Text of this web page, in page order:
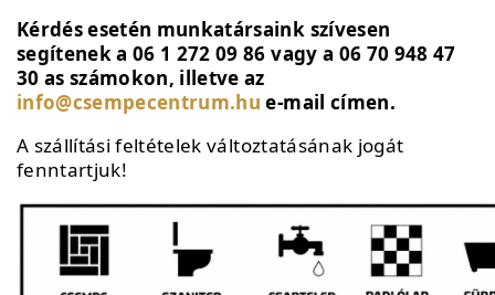
Kérdés esetén munkatársaink szívesen
segítenek a 06 1 272 09 86 vagy a 06 70 948 47
30 as számokon, illetve az
info@csempecentrum.hu e-mail címen.
A szállítási feltételek változtatásának jogát
fenntartjuk!